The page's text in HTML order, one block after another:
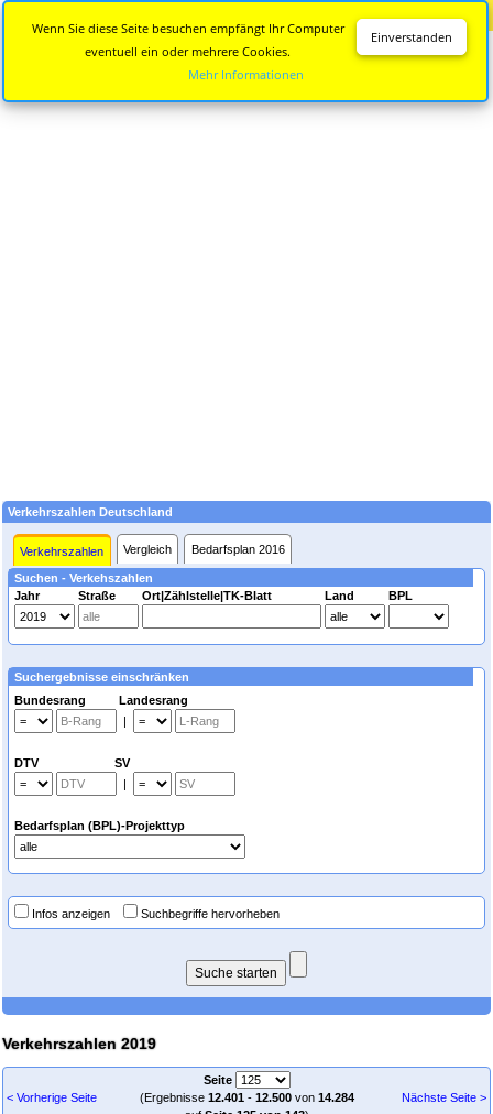
Verkehrszahlen Deutschland
Verkehrszahlen Vergleich Bedarfsplan 2016
Suchen - Verkehszahlen
Jahr
Straße Ort|Zählstelle|TK-Blatt Land BPL
Suchergebnisse einschränken
Bundesrang Landesrang
|
DTV SV
|
Bedarfsplan (BPL)-Projekttyp
Infos anzeigen Suchbegriffe hervorheben
Verkehrszahlen 2019
< Vorherige Seite
Seite
(Ergebnisse 12.401- 12.500von 14.284
Nächste Seite >
Einverstanden
Wenn Sie diese Seite besuchen empfängt Ihr Computer
eventuell ein oder mehrere Cookies.
Mehr Informationen